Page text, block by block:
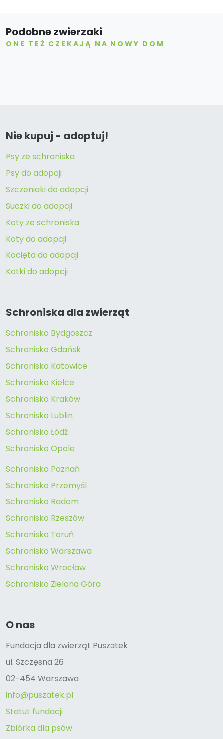
Podobne zwierzaki
ONE TEŻ CZEKAJĄ NA NOWY DOM
Nie kupuj - adoptuj!
Psy ze schroniska
Psy do adopcji
Szczeniaki do adopcji
Suczki do adopcji
Koty ze schroniska
Koty do adopcji
Kocięta do adopcji
Kotki do adopcji
Schroniska dla zwierząt
Schronisko Bydgoszcz
Schronisko Gdańsk
Schronisko Katowice
Schronisko Kielce
Schronisko Kraków
Schronisko Lublin
Schronisko Łódź
Schronisko Opole
Schronisko Poznań
Schronisko Przemyśl
Schronisko Radom
Schronisko Rzeszów
Schronisko Toruń
Schronisko Warszawa
Schronisko Wrocław
Schronisko Zielona Góra
O nas
Fundacja dla zwierząt Puszatek
ul. Szczęsna 26
02-454 Warszawa
info@puszatek.pl
Statut fundacji
Zbiórka dla psów